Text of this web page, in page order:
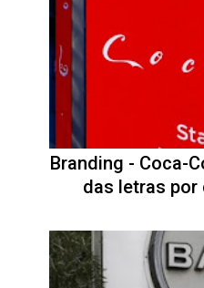
Branding - Coca-
das letras por